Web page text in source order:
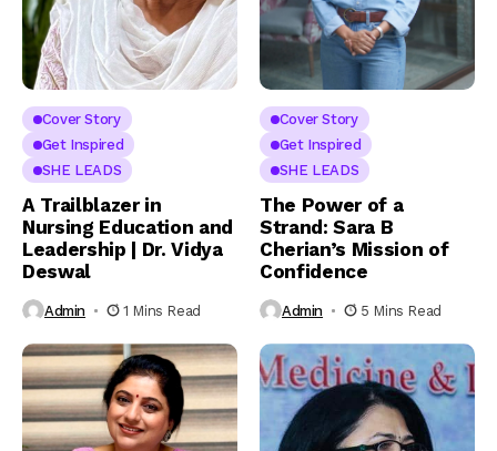
Cover Story
Get Inspired
SHE LEADS
A Trailblazer in
Nursing Education and
Leadership | Dr. Vidya
Deswal
Admin 1 Mins Read
Cover Story
Get Inspired
SHE LEADS
The Power of a
Strand: Sara B
Cherian’s Mission of
Confidence
Admin 5 Mins Read